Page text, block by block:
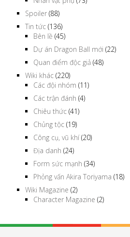
Spoiler (88)
Tin tức (136)
Bên lề (45)
Dự án Dragon Ball mới (22)
Quan điểm độc giả (48)
Wiki khác (220)
Các đội nhóm (11)
Các trận đánh (4)
Chiêu thức (41)
Chủng tộc (19)
Công cụ, vũ khí(20)
Địa danh (24)
Form sức mạnh (34)
Phỏng vấn Akira Toriyama (18)
Wiki Magazine (2)
Character Magazine (2)